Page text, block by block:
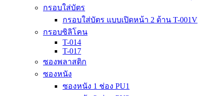
กรอบใส่บัตร
กรอบใส่บัตร แบบเปิดหน้า 2 ด้าน T-001V
กรอบซิลิโคน
T-014
T-017
ซองพลาสติก
ซองหนัง
ซองหนัง 1 ช่อง PU1